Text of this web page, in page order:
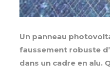
Un panneau
faussement robuste
dans un cadre en alu.